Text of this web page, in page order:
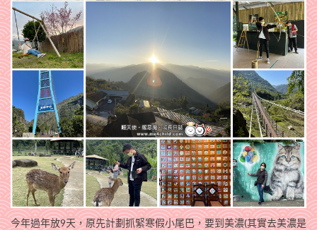
今年過年放9天，原先計劃抓緊寒假小尾巴，要到美濃(其實去美濃是